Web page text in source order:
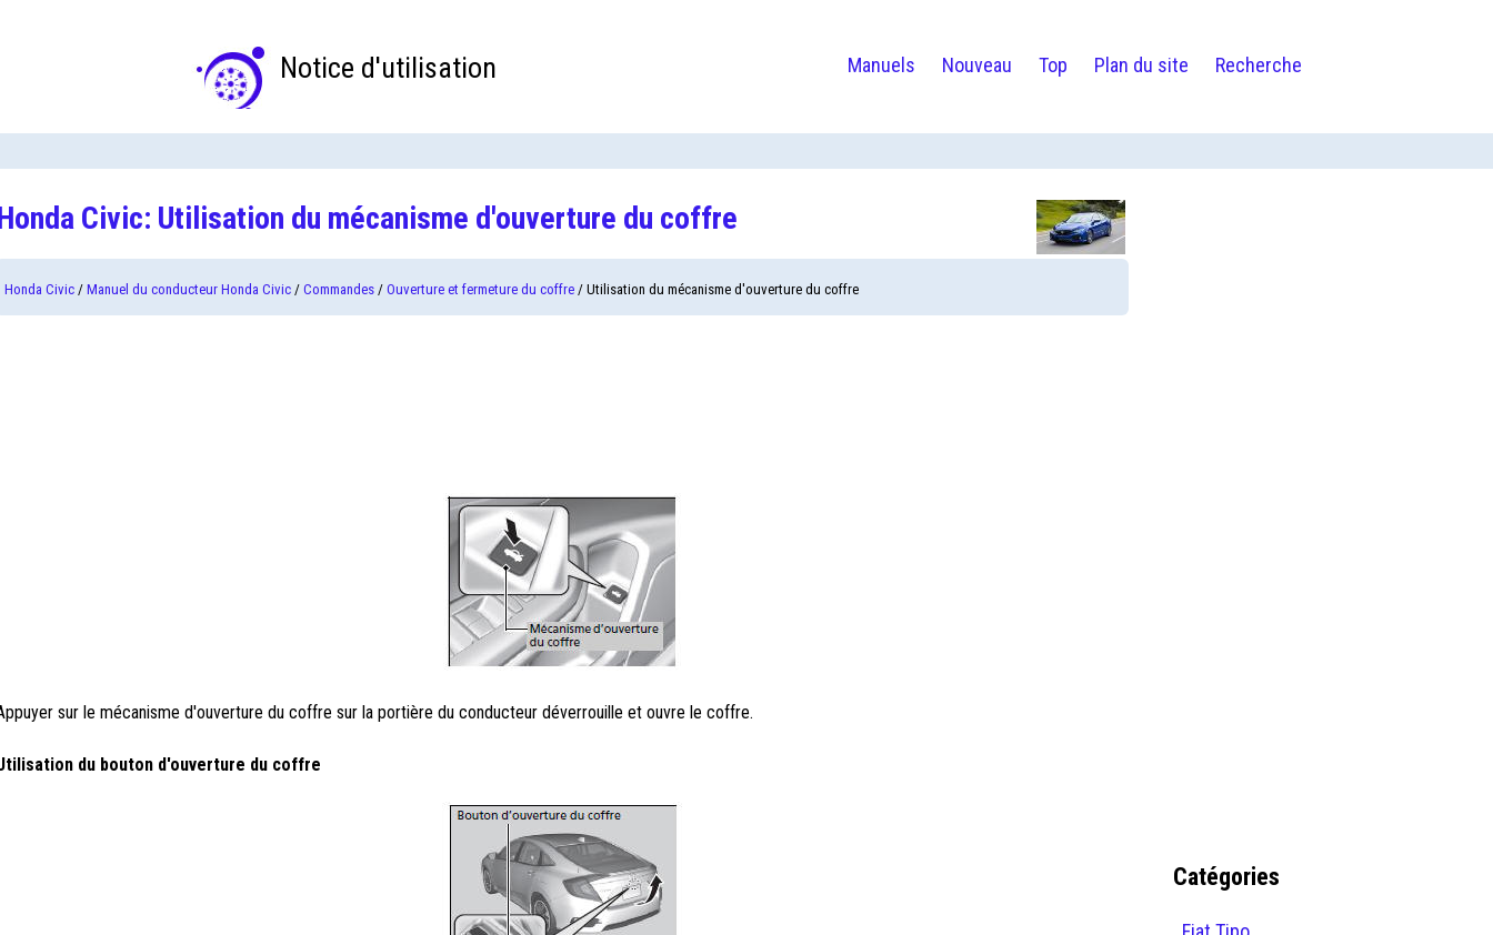
Notice d'utilisation Manuels Nouveau Top Plan du site Recherche
Civic: Utilisation du mécanisme d'ouverture du coffre
Honda Civic / Manuel du conducteur Honda Civic / Commandes / Ouverture et fermeture du coffre / Utilisation du mécanisme d'ouverture du coffre
sur le mécanisme d'ouverture du coffre sur la portière du conducteur déverrouille et ouvre le coffre.
du bouton d'ouverture du coffre
Catégories